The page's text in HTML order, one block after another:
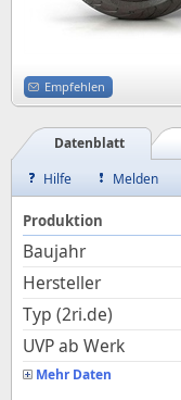
Empfehlen
Datenblatt
Hilfe
Melden
Produktion
Baujahr
Hersteller
Typ (2ri.de)
UVP ab Werk
Mehr Daten